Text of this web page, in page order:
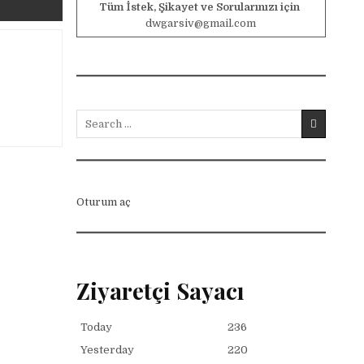
Tüm İstek, Şikayet ve Sorularınızı için
dwgarsiv@gmail.com
Oturum aç
Ziyaretçi Sayacı
Today
236
Yesterday
220